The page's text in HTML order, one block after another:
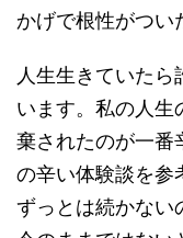
かげで根性がつい
人生生きていた
います。私の人生
棄されたのが一番
の辛い体験談を参
ずっとは続かない